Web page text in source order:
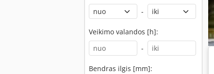
-
Veikimo valandos [h]:
-
Bendras ilgis [mm]: